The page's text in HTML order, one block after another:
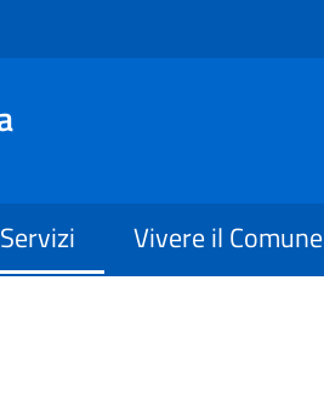
Servizi Vivere il Comune